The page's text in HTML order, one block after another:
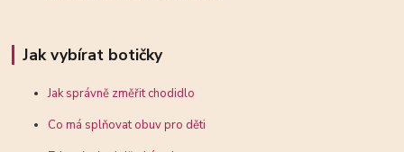
Jak vybírat botičky
Jak správně změřit chodidlo
Co má splňovat obuv pro děti